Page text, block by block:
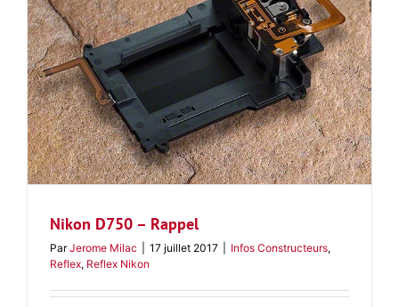
Nikon D750 – Rappel
ParJerome Milac 17 juillet 2017 Infos Constructeurs,
Reflex, Reflex Nikon